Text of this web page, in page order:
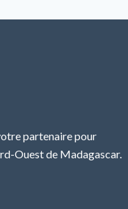
partenaire pour
Ouest de Madagascar.